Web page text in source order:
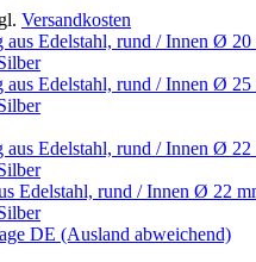
Versandkosten
Edelstahl, rund / Innen Ø 22
DE (Ausland abweichend)